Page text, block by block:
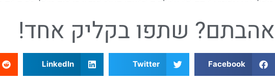
אהבתם? שתפו בקליק אחד!
Facebook
Twitter
LinkedIn